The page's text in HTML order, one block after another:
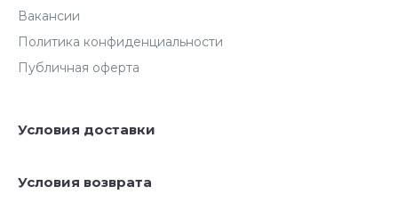
Вакансии
Политика конфиденциальности
Публичная оферта
Условия доставки
Условия возврата